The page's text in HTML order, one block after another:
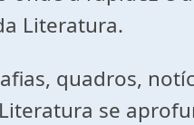
Literatura.
quadros,
se